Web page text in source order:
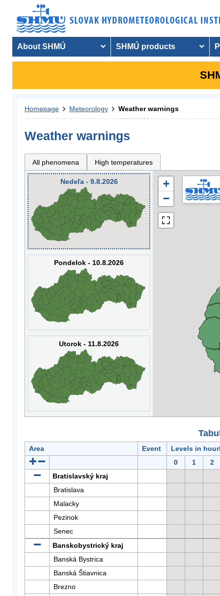
About SHMÚ SHMÚ products
Homepage Meteorology Weather warnings
Weather warnings
All phenomena High temperatures
Nedeľa - 9.8.2026
Pondelok - 10.8.2026
Utorok - 11.8.2026
+
−
Area Event
Levels in
0
1
2
Bratislavský kraj
Bratislava
Malacky
Pezinok
Senec
Banskobystrický kraj
Banská Bystrica
Banská Štiavnica
Brezno